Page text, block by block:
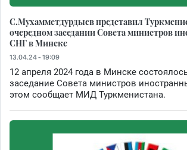
С.Мухамметдурдыев представил
очередном заседании Совета министров
СНГ в Минске
13.04.24 - 19:09
12 апреля 2024 года в Минске
заседание Совета министров
этом сообщает МИД Туркменистана.